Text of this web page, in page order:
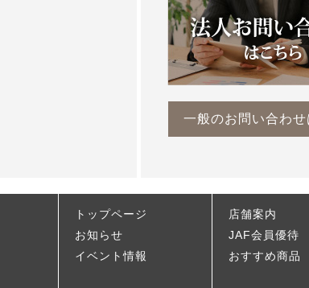
一般のお問い合わせ
トップページ
お知らせ
イベント情報
店舗案内
JAF会員優待
おすすめ商品